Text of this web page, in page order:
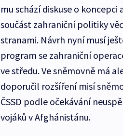
mu schází diskuse o
součást zahraniční politiky
stranami. Návrh nyní musí
program se zahraniční
ve středu. Ve sněmovně má
doporučil rozšíření misí
ČSSD podle očekávání
vojáků v Afghánistánu.